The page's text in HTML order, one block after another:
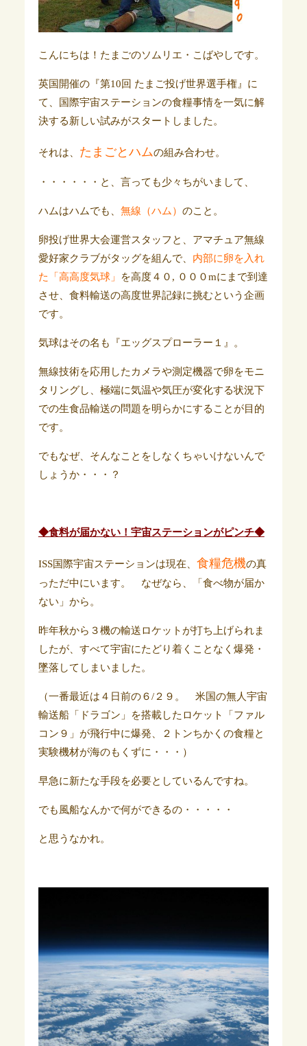
こんにちは！たまごのソムリエ・こばやしです。
英国開催の『第10回 たまご投げ世界選手権』に
て、国際宇宙ステーションの食糧事情を一気に解
決する新しい試みがスタートしました。
それは、 たまごとハムの組み合わせ。
・・・・・・と、言っても少々ちがいまして、
ハムはハムでも、 無線（ハム） のこと。
卵投げ世界大会運営スタッフと、アマチュア無線
愛好家クラブがタッグを組んで、 内部に卵を入れ
た「高高度気球」
を高度４０, ０００mにまで到達
させ、食料輸送の高度世界記録に挑むという企画
です。
気球はその名も『エッグスプローラー１』。
無線技術を応用したカメラや測定機器で卵をモニ
タリングし、極端に気温や気圧が変化する状況下
での生食品輸送の問題を明らかにすることが目的
です。
でもなぜ、そんなことをしなくちゃいけないんで
しょうか・・・？
◆食料が届かない！宇宙ステーションがピンチ◆
ISS国際宇宙ステーションは現在、 食糧危機の真
っただ中にいます。 なぜなら、「食べ物が届か
ない」から。
昨年秋から３機の輸送ロケットが打ち上げられま
したが、すべて宇宙にたどり着くことなく爆発・
墜落してしまいました。
（一番最近は４日前の６/２９。 米国の無人宇宙
輸送船「ドラゴン」を搭載したロケット「ファル
コン９」が飛行中に爆発、２トンちかくの食糧と
実験機材が海のもくずに・・・）
早急に新たな手段を必要としているんですね。
でも風船なんかで何ができるの・・・・・
と思うなかれ。